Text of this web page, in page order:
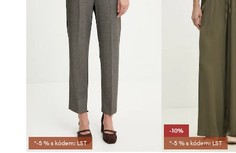
*-5 % s kódem: LST
-10%
*-5 % s kódem: LST